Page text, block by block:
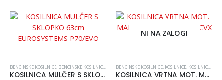
BENCINSKE KOSILNICE, BENCINSKE KOSILNICE , KOSILNICE,UREDITEV OKOLICA,VSE ZA VRT IN
KOSILNICA MULČER S SKLOPKO 63cm EUROSYSTEMS P70/EVO
NI NA ZALOGI
BENCINSKE KOSILNICE, KOSILNICE, KOSILNICE, VRT IN ORODJE
KOSILNICA VRTNA MOT. MARINA GX 4-MAXI SH GCVX 200 4V1